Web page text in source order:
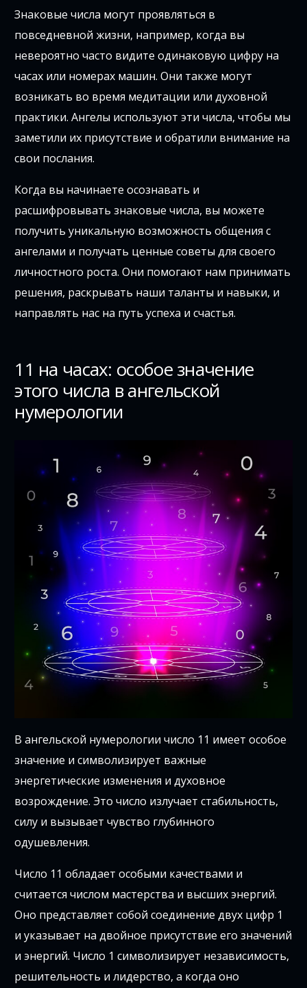
Знаковые числа могут проявляться в
повседневной жизни, например, когда вы
невероятно часто видите одинаковую цифру на
часах или номерах машин. Они также могут
возникать во время медитации или духовной
практики. Ангелы используют эти числа, чтобы мы
заметили их присутствие и обратили внимание на
свои послания.
Когда вы начинаете осознавать и
расшифровывать знаковые числа, вы можете
получить уникальную возможность общения с
ангелами и получать ценные советы для своего
личностного роста. Они помогают нам принимать
решения, раскрывать наши таланты и навыки, и
направлять нас на путь успеха и счастья.
11 на часах: особое значение
этого числа в ангельской
нумерологии
В ангельской нумерологии число 11 имеет особое
значение и символизирует важные
энергетические изменения и духовное
возрождение. Это число излучает стабильность,
силу и вызывает чувство глубинного
одушевления.
Число 11 обладает особыми качествами и
считается числом мастерства и высших энергий.
Оно представляет собой соединение двух цифр 1
и указывает на двойное присутствие его значений
и энергий. Число 1 символизирует независимость,
решительность и лидерство, а когда оно